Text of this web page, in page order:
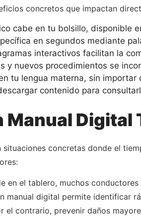
concretos que impactan
cabe en tu bolsillo, disponible
en segundos mediante
interactivos facilitan la
y nuevos procedimientos se
tu lengua materna, sin
contenido para
Digital
concretas donde el
en el tablero, muchos
manual digital permite identificar
el contrario, prevenir daños